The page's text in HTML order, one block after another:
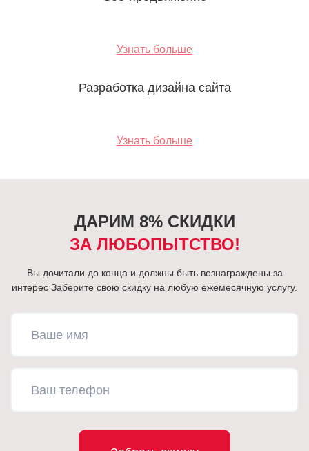
Узнать больше
Разработка дизайна сайта
Узнать больше
ДАРИМ 8% СКИДКИ
ЗА ЛЮБОПЫТСТВО!
Вы дочитали до конца и должны быть вознаграждены за
интерес Заберите свою скидку на любую ежемесячную услугу.